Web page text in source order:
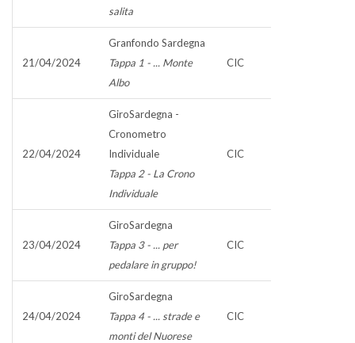
salita
21/04/2024
Granfondo Sardegna
Tappa 1 - ... Monte
Albo
CIC
22/04/2024
GiroSardegna -
Cronometro
Individuale
Tappa 2 - La Crono
Individuale
CIC
23/04/2024
GiroSardegna
Tappa 3 - ... per
pedalare in gruppo!
CIC
24/04/2024
GiroSardegna
Tappa 4 - ... strade e
monti del Nuorese
CIC